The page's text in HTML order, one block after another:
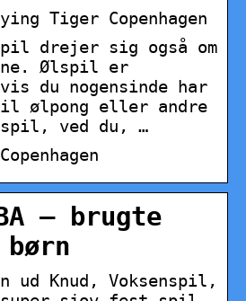
Tiger Copenhagen
drejer sig også om
Ølspil er
du nogensinde har
ølpong eller andre
ved du, …
– brugte
ud Knud, Voksenspil,